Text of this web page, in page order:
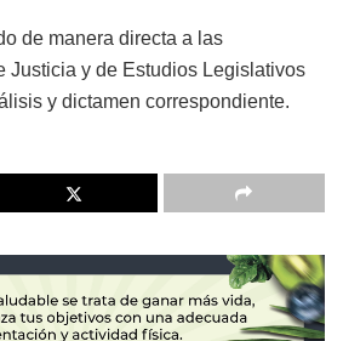
de manera directa a las
Justicia y de Estudios Legislativos
y dictamen correspondiente.